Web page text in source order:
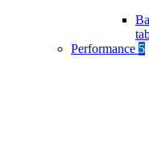
Performance 5